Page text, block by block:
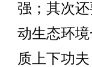
强；其次
动生态环
质上下功